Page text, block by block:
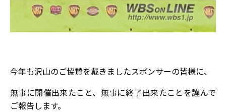
今年も沢山のご協賛を戴きましたスポンサーの皆様に、
無事に開催出来たこと、無事に終了出来たことを謹んで
ご報告します。